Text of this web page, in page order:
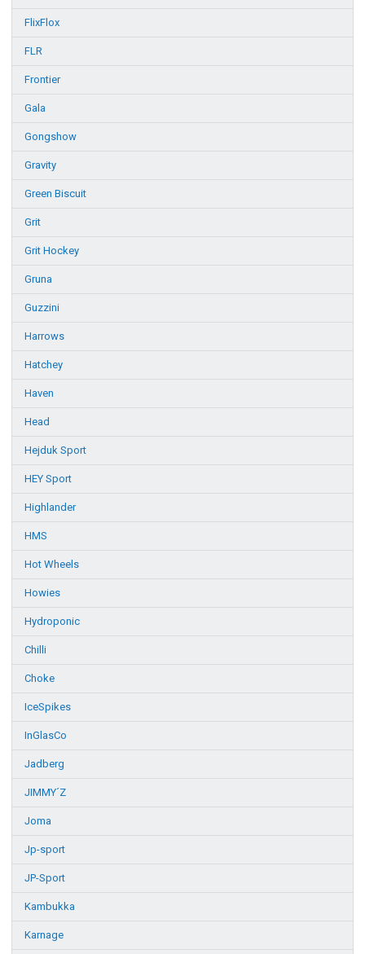
FlixFlox
FLR
Frontier
Gala
Gongshow
Gravity
Green Biscuit
Grit
Grit Hockey
Gruna
Guzzini
Harrows
Hatchey
Haven
Head
Hejduk Sport
HEY Sport
Highlander
HMS
Hot Wheels
Howies
Hydroponic
Chilli
Choke
IceSpikes
InGlasCo
Jadberg
JIMMY´Z
Joma
Jp-sport
JP-Sport
Kambukka
Karnage